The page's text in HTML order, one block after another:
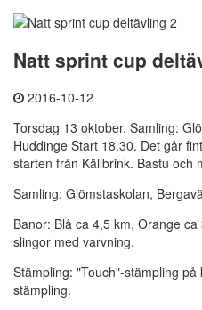
Natt sprint cup
2016-10-12
Torsdag 13 oktober. Samling:
Huddinge Start 18.30. Det går
starten från Källbrink. Bastu och
Samling: Glömstaskolan,
Banor: Blå ca 4,5 km, Orange
slingor med varvning.
Stämpling: "Touch"-stämpling
stämpling.